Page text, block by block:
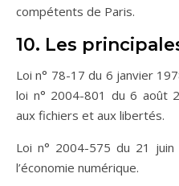
compétents de Paris.
10. Les
Loi n° 78-17 du 6 janvier
loi n° 2004-801 du 6 août
aux fichiers et aux libertés.
Loi n° 2004-575 du 21
l’économie numérique.